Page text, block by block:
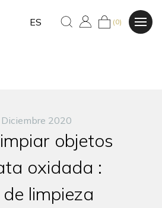
ES (0)
2020
objetos
oxidada :
limpieza